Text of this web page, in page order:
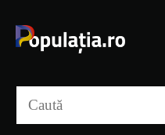
conținut